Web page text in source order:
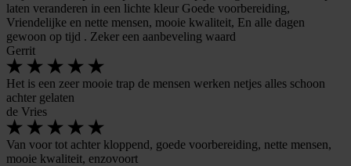
laten veranderen in een lichte kleur Goede voorbereiding,
Vriendelijke en nette mensen, mooie kwaliteit, En alle dagen
gewoon op tijd . Zeker een aanbeveling waard
Gerrit
Het is een zeer mooie trap de mensen werken netjes alles schoon
achter gelaten
de Vries
Van voor tot achter kloppend, goede voorbereiding, nette mensen,
mooie kwaliteit, enzovoort